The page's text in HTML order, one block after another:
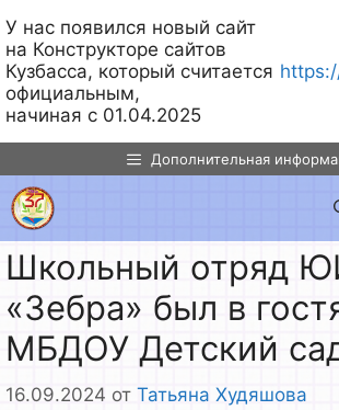
У нас появился новый сайт
на Конструкторе сайтов
Кузбасса, который считается
официальным,
начиная с 01.04.2025
к
содержимому
Дополнительная
Школьный отряд
«Зебра» был в
МБДОУ Детский
16.09.2024 от Татьяна Худяшова